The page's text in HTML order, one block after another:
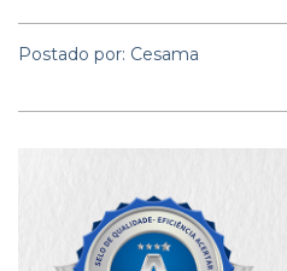
Postado por: Cesama